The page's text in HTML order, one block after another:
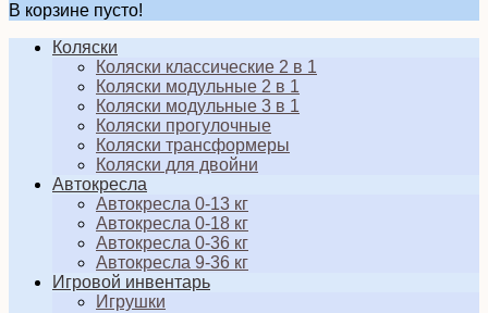
В корзине пусто!
Коляски
Коляски классические 2 в 1
Коляски модульные 2 в 1
Коляски модульные 3 в 1
Коляски прогулочные
Коляски трансформеры
Коляски для двойни
Автокресла
Автокресла 0-13 кг
Автокресла 0-18 кг
Автокресла 0-36 кг
Автокресла 9-36 кг
Игровой инвентарь
Игрушки